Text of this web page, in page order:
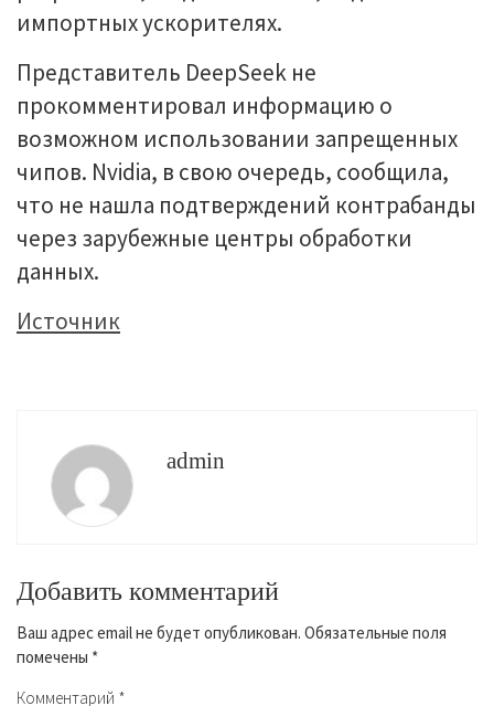
импортных ускорителях.
Представитель DeepSeek не
прокомментировал информацию о
возможном использовании запрещенных
чипов. Nvidia, в свою очередь, сообщила,
что не нашла подтверждений контрабанды
через зарубежные центры обработки
данных.
Источник
admin
Добавить комментарий
Ваш адрес email не будет опубликован. Обязательные поля
помечены *
Комментарий *